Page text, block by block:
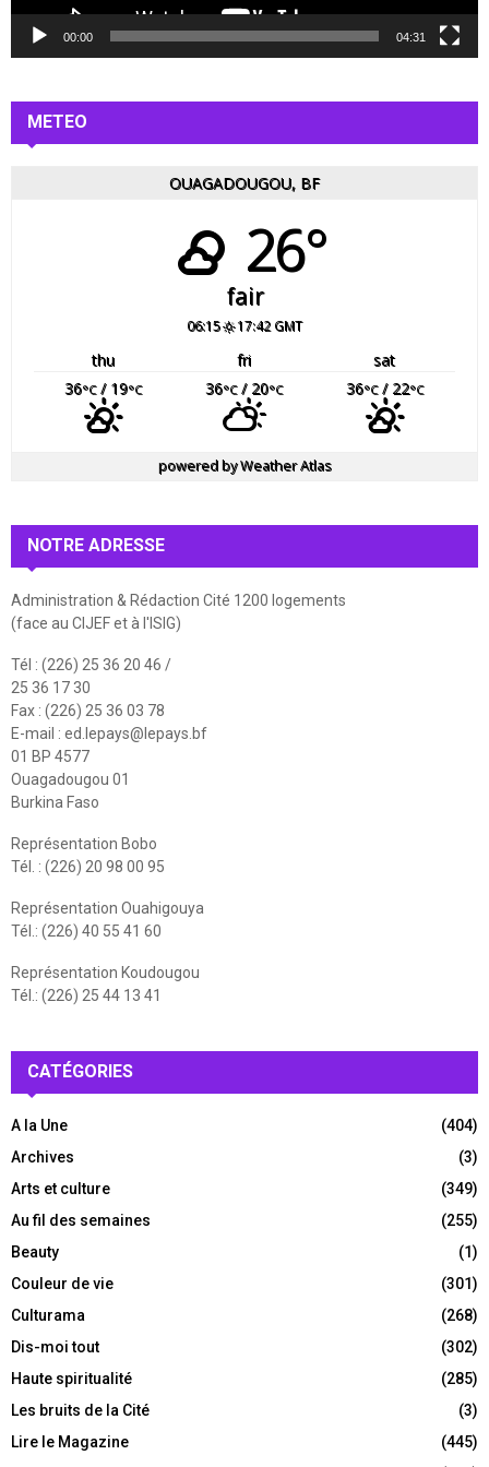
d
o
00:00 04:31
METEO
OUAGADOUGOU, BF
26°
fair
06:15 17:42 GMT
thu fri
sat
36°C/ 19°C 36°C/ 20°C 36°C/ 22°C
powered byWeather Atlas
NOTRE ADRESSE
Administration & Rédaction Cité 1200 logements
(face au CIJEF et à l'ISIG)
Tél : (226) 25 36 20 46 /
25 36 17 30
Fax : (226) 25 36 03 78
E-mail : ed.lepays@lepays.bf
01 BP 4577
Ouagadougou 01
Burkina Faso
Représentation Bobo
Tél. : (226) 20 98 00 95
Représentation Ouahigouya
Tél.: (226) 40 55 41 60
Représentation Koudougou
Tél.: (226) 25 44 13 41
CATÉGORIES
A la Une
(404)
Archives
(3)
Arts et culture
(349)
Au fil des semaines
(255)
Beauty
(1)
Couleur de vie
(301)
Culturama
(268)
Dis-moi tout
(302)
Haute spiritualité
(285)
Les bruits de la Cité
(3)
Lire le Magazine
(445)